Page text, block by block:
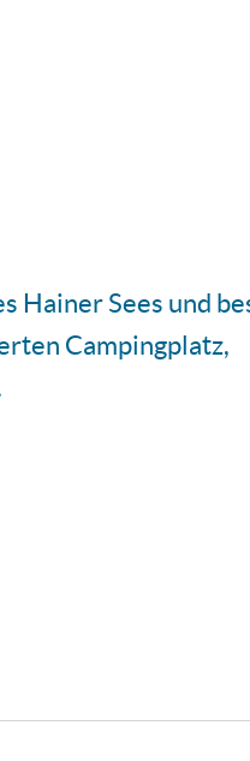
Hainer Sees und
Campingplatz,